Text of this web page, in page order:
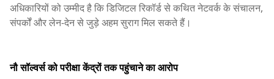
अधिकारियों को उम्मीद है कि डिजिटल रिकॉर्ड से कथित नेटवर्क के संचालन,
संपर्कों और लेन-देन से जुड़े अहम सुराग मिल सकते हैं।
नौ सॉल्वर्स को परीक्षा केंद्रों तक पहुंचाने का आरोप